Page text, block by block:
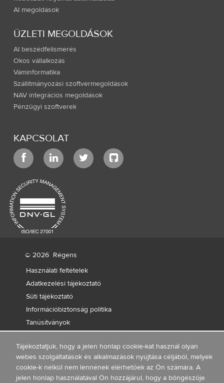
AI megoldások
ÜZLETI MEGOLDÁSOK
AI beszédfelismerés
Okos vállalkozás
Váminformatika
Szállítmányozási szoftvermegoldások
NAV integrációs megoldások
Pénzügyi szoftverek
KAPCSOLAT
© 2026 Régens
Használati feltételek
Adatkezelési tájékoztató
Süti tájékoztató
Információbiztonság politika
Tanúsítványok
Tájékoztatjuk, hogy a jelen honlap cookie-kat használ olyan
webes szolgáltatások és alkalmazások nyújtása céljából, melyek
cookie-k nélkül nem lennének elérhetőek az Ön számára. A
jelen honlap használatával Ön hozzájárul, hogy a böngészője